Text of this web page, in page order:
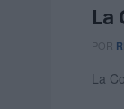
La
POR
La